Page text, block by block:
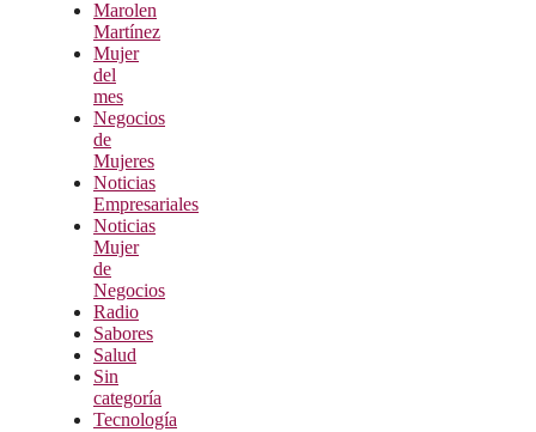
Marolen
Martínez
Mujer
del
mes
Negocios
de
Mujeres
Noticias
Empresariales
Noticias
Mujer
de
Negocios
Radio
Sabores
Salud
Sin
categoría
Tecnología